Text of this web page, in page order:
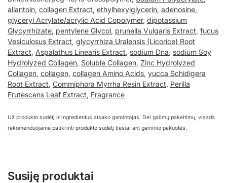
allantoin, collagen Extract, ethylhexylglycerin, adenosine,
glyceryl Acrylate/acrylic Acid Copolymer, dipotassium
Glycyrrhizate, pentylene Glycol, prunella Vulgaris Extract, fucus
Vesiculosus Extract, glycyrrhiza Uralensis (Licorice) Root
Extract, Aspalathus Linearis Extract, sodium Dna, sodium Soy
Hydrolyzed Collagen, Soluble Collagen, Zinc Hydrolyzed
Collagen, collagen, collagen Amino Acids, yucca Schidigera
Root Extract, Commiphora Myrrha Resin Extract, Perilla
Frutescens Leaf Extract, Fragrance
Už produkto sudėtį ir ingredientus atsako gamintojas. Dėl galimų pakeitimų, visada
rekomenduojame patikrinti produkto sudėtį tiesiai ant gaminio pakuotės.
Susiję produktai